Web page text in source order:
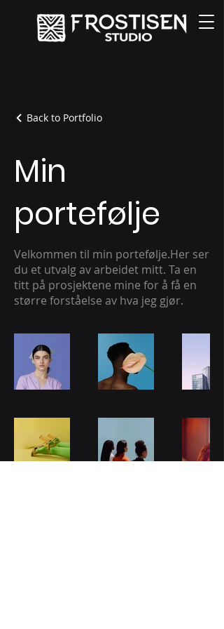
Back to Portfolio
Min
portefølje
Velkommen til min portefølje.Her ser
du et utvalg av arbeidet mitt. Ta en
titt på prosjektene mine for å få en
større forståelse av hva jeg gjør.